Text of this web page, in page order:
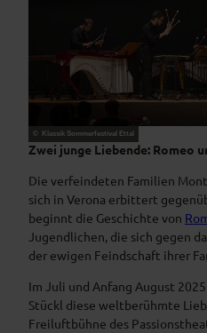
© Klassik Sommerfestival Ettal
Zwei junge Liebende: Romeo
Die verfeindeten Familien
sich in Verona erbittert
beginnt die Geschichte von
Jugendlichen, die sich gegen
der ewigen Feindschaft ihrer
Im Juli und Anfang August
Stückl diese weltberühmte
Freiluftbühne des